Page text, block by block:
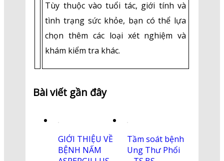
Tùy thuộc vào tuổi tác, giới tính và
tình trạng sức khỏe, bạn có thể lựa
chọn thêm các loại xét nghiệm và
khám kiểm tra khác.
Bài viết gần đây
GIỚI THIỆU VỀ
BỆNH NẤM
Tầm soát bệnh
Ung Thư Phổi